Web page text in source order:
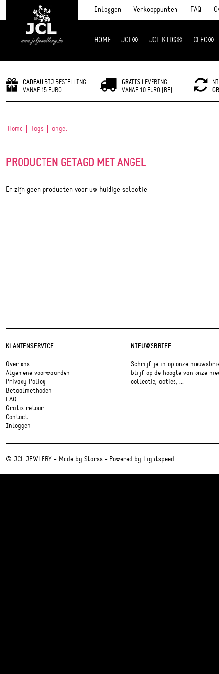
Inloggen Verkooppunten FAQ
HOME JCL® JCL KIDS® CLEO®
CADEAU BIJ BESTELLING
VANAF 15 EURO
GRATISLEVERING
VANAF 10 EURO (BE)
Home Tags angel
PRODUCTEN GETAGD MET ANGEL
Er zijn geen producten voor uw huidige selectie
KLANTENSERVICE
Over ons
Algemene voorwaarden
Privacy Policy
Betaalmethoden
FAQ
Gratis retour
Contact
Inloggen
NIEUWSBRIEF
Schrijf je in op onze
blijf op de hoogte van onze
collectie, acties, ...
© JCL JEWLERY - Made by Starss - Powered by Lightspeed